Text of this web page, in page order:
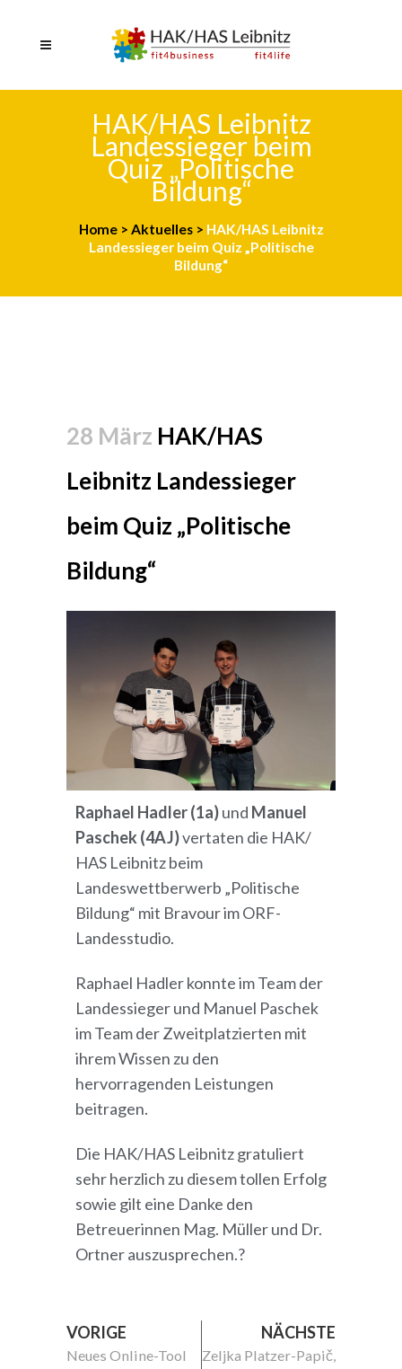
HAK/HAS Leibnitz
Landessieger beim
Quiz „Politische
Bildung“
Home> Aktuelles> HAK/HAS Leibnitz
Landessieger beim Quiz „Politische
Bildung“
28 März HAK/HAS
Leibnitz Landessieger
beim Quiz „Politische
Bildung“
Raphael Hadler (1a)und Manuel
Paschek (4AJ)vertaten die HAK/
HAS Leibnitz beim
Landeswettberwerb „Politische
Bildung“ mit Bravour im ORF-
Landesstudio.
Raphael Hadler konnte im Team der
Landessieger und Manuel Paschek
im Team der Zweitplatzierten mit
ihrem Wissen zu den
hervorragenden Leistungen
beitragen.
Die HAK/HAS Leibnitz gratuliert
sehr herzlich zu diesem tollen Erfolg
sowie gilt eine Danke den
Betreuerinnen Mag. Müller und Dr.
Ortner auszusprechen.?
VORIGE
Neues Online-Tool
NÄCHSTE
Zeljka Platzer-Papič,